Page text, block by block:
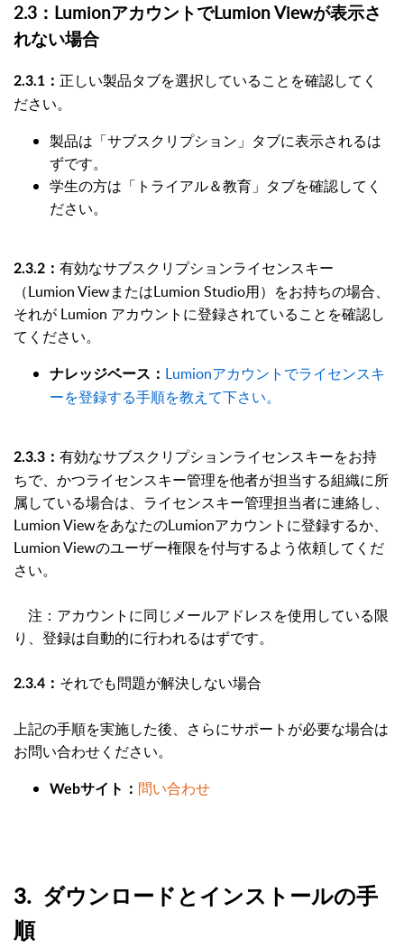
2.3：LumionアカウントでLumion Viewが表示さ
れない場合
2.3.1： 正しい製品タブを選択していることを確認してく
ださい。
製品は「サブスクリプション」タブに表示されるは
ずです。
学生の方は「トライアル＆教育」タブを確認してく
ださい。
2.3.2： 有効なサブスクリプションライセンスキー
（Lumion ViewまたはLumion Studio用）をお持ちの場合、
それが Lumion アカウントに登録されていることを確認し
てください。
ナレッジベース： Lumionアカウントでライセンスキ
ーを登録する手順を教えて下さい。
2.3.3： 有効なサブスクリプションライセンスキーをお持
ちで、かつライセンスキー管理を他者が担当する組織に所
属している場合は、ライセンスキー管理担当者に連絡し、
Lumion ViewをあなたのLumionアカウントに登録するか、
Lumion Viewのユーザー権限を付与するよう依頼してくだ
さい。
注：アカウントに同じメールアドレスを使用している限
り、登録は自動的に行われるはずです。
2.3.4： それでも問題が解決しない場合
上記の手順を実施した後、さらにサポートが必要な場合は
お問い合わせください。
Webサイト： 問い合わせ
3. ダウンロードとインストールの手
順